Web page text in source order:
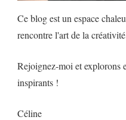
Ce blog est un espace
rencontre l'art de la
Rejoignez-moi et explorons
inspirants !
Céline